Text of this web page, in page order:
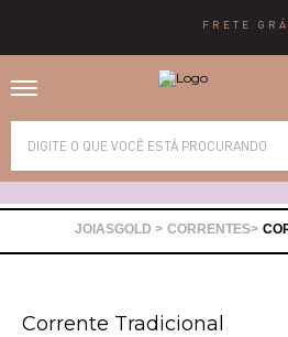
FRETE
CORRENTES
Corrente Tradicional
Alianças
Anéis